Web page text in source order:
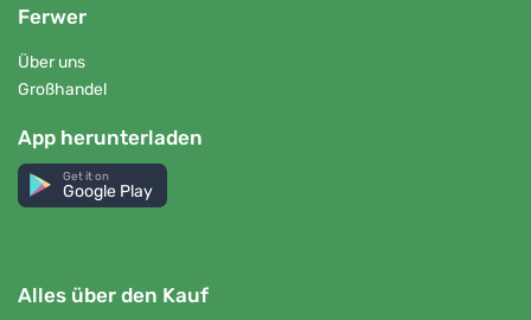
Ferwer
Über uns
Großhandel
App herunterladen
Get it on
Google Play
Alles über den Kauf